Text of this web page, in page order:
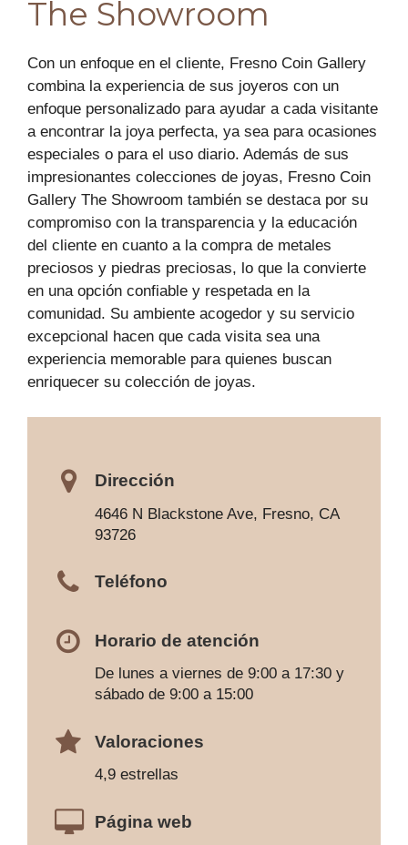
The Showroom
Con un enfoque en el cliente, Fresno Coin Gallery
combina la experiencia de sus joyeros con un
enfoque personalizado para ayudar a cada visitante
a encontrar la joya perfecta, ya sea para ocasiones
especiales o para el uso diario. Además de sus
impresionantes colecciones de joyas, Fresno Coin
Gallery The Showroom también se destaca por su
compromiso con la transparencia y la educación
del cliente en cuanto a la compra de metales
preciosos y piedras preciosas, lo que la convierte
en una opción confiable y respetada en la
comunidad. Su ambiente acogedor y su servicio
excepcional hacen que cada visita sea una
experiencia memorable para quienes buscan
enriquecer su colección de joyas.
Dirección
4646 N Blackstone Ave, Fresno, CA
93726
Teléfono
Horario de atención
De lunes a viernes de 9:00 a 17:30 y
sábado de 9:00 a 15:00
Valoraciones
4,9 estrellas
Página web